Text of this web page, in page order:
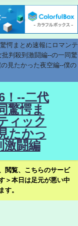
愕まとめ速報にロマンテ
判殺到激闘編--の一同驚
見たかった夜空編--僕の
！--二代
驚愕ま
ィック
たかっ
激闘編
閲覧、こちらのサービ
＞本日は足元が悪い中
す。